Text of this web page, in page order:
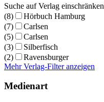
Suche auf Verlag einschränken
(8)
Hörbuch Hamburg
(7)
Carlsen
(5)
Carlsen
(3)
Silberfisch
(2)
Ravensburger
Mehr Verlag-Filter anzeigen
Medienart